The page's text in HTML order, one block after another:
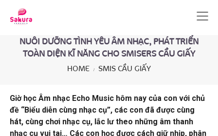
NUÔI DƯỠNG TÌNH YÊU ÂM NHẠC, PHÁT TRIỂN
TOÀN DIỆN KĨ NĂNG CHO SMISERS CẦU GIẤY
HOME SMIS CẦU GIẤY
Giờ học Âm nhạc Echo Music hôm nay của con với chủ
đề “Biểu diễn cùng nhạc cụ”, các con đã được cùng
hát, cùng chơi nhạc cụ, lắc lư theo những âm thanh
nhạc cụ vui tai… Các con học được cách giữ nhịp, phân